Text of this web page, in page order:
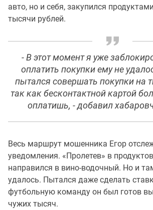
авто, но и себя, закупился
тысячи рублей.
- В этот момент я уже
оплатить покупки ему не
пытался совершать покупки на
так как бесконтактной картой
оплатишь, - добавил
Весь маршрут мошенника Егор
уведомления. «Пролетев» в
направился в вино-водочный. Но и
удалось. Пытался даже сделать
футбольную команду он был готов
чужих тысяч.